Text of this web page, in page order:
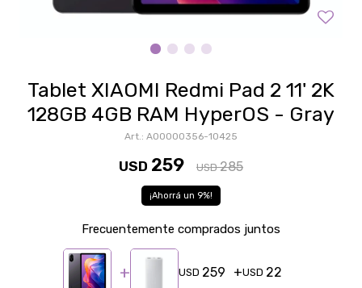
Tablet XIAOMI Redmi Pad 2 11' 2K
128GB 4GB RAM HyperOS - Gray
A00000356-10425
USD 259 USD 285
9
Frecuentemente comprados juntos
USD 259 USD 22